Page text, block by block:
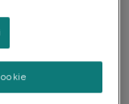
oczach i
To niezwykła
25 cm
2,7 kg.